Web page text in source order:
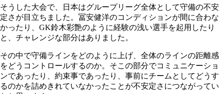
そうした大会で、日本はグループリーグ全体として守備の不安
定さが目立ちました。冨安健洋のコンディションが間に合わな
かったり、GK鈴木彩艶のように経験の浅い選手を起用したり
と、チャレンジな部分はありました。
その中で守備ラインをどのように上げ、全体のラインの距離感
をどうコントロールするのか。そこの部分でコミュニケーショ
ンであったり、約束事であったり、事前にチームとしてどうす
るのかを詰めきれていなかったことが不安定さにつながってい